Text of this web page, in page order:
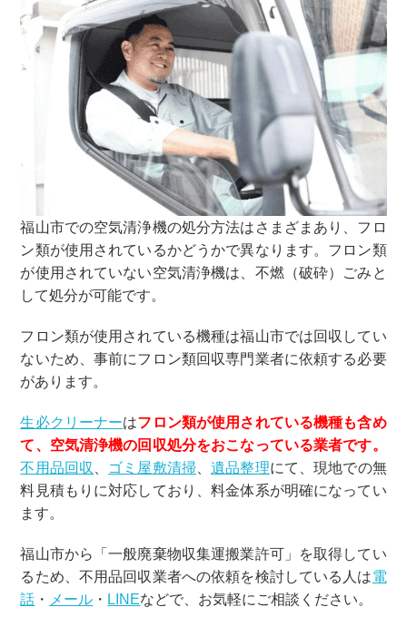
福山市での空気清浄機の処分方法はさまざまあり、フロ
ン類が使用されているかどうかで異なります。フロン類
が使用されていない空気清浄機は、不燃（破砕）ごみと
して処分が可能です。
フロン類が使用されている機種は福山市では回収してい
ないため、事前にフロン類回収専門業者に依頼する必要
があります。
生必クリーナーはフロン類が使用されている機種も含め
て、空気清浄機の回収処分をおこなっている業者です。
不用品回収
ゴミ屋敷清掃 、遺品整理にて、現地での無
料見積もりに対応しており、料金体系が明確になってい
ます。
福山市から「一般廃棄物収集運搬業許可」を取得してい
るため、不用品回収業者への依頼を検討している人は電
話 ・ メール ・ LINEなどで、 お気軽にご相談ください。